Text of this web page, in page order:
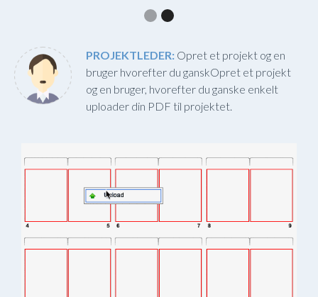
PROJEKTLEDER: Opret et projekt og en
bruger hvorefter du ganskOpret et projekt
og en bruger, hvorefter du ganske enkelt
uploader din PDF til projektet.